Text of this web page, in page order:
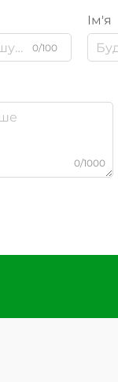
0/100
Ім'я
0/1000